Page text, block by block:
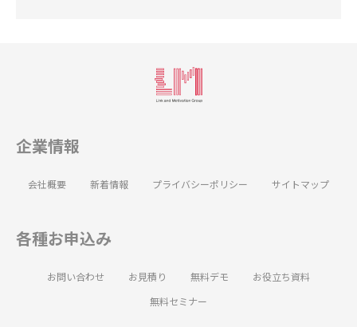
企業情報
会社概要 新着情報 プライバシーポリシー サイトマップ
各種お申込み
お問い合わせ お見積り 無料デモ
お役立ち資料
無料セミナー